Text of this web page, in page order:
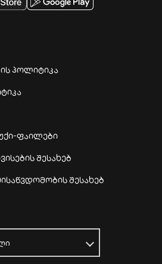
პოლიტიკა
ფაილები
შესახებ
შესახებ